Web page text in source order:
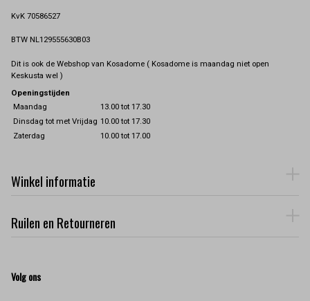
KvK 70586527
BTW NL129555630B03
Dit is ook de Webshop van Kosadome ( Kosadome is maandag niet open
Keskusta wel )
Openingstijden
Maandag
13.00 tot 17.30
Dinsdag tot met Vrijdag 10.00 tot 17.30
Zaterdag
10.00 tot 17.00
Winkel informatie
Ruilen en Retourneren
Volg ons